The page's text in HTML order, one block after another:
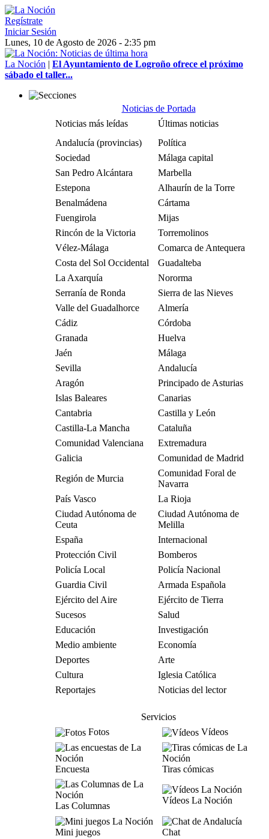
Regístrate
Iniciar Sesión
Lunes, 10 de Agosto de 2026 - 2:35 pm
La Noción | El Ayuntamiento de Logroño ofrece el próximo
sábado el taller...
Noticias de Portada
Noticias más leídas
Últimas noticias
Andalucía (provincias)
Política
Sociedad
Málaga capital
San Pedro Alcántara
Marbella
Estepona
Alhaurín de la Torre
Benalmádena
Cártama
Fuengirola
Mijas
Rincón de la Victoria
Torremolinos
Vélez-Málaga
Comarca de Antequera
Costa del Sol Occidental
Guadalteba
La Axarquía
Nororma
Serranía de Ronda
Sierra de las Nieves
Valle del Guadalhorce
Almería
Cádiz
Córdoba
Granada
Huelva
Jaén
Málaga
Sevilla
Andalucía
Aragón
Principado de Asturias
Islas Baleares
Canarias
Cantabria
Castilla y León
Castilla-La Mancha
Cataluña
Comunidad Valenciana
Extremadura
Galicia
Comunidad de Madrid
Región de Murcia
Comunidad Foral de
Navarra
País Vasco
La Rioja
Ciudad Autónoma de
Ceuta
Ciudad Autónoma de
Melilla
España
Internacional
Protección Civil
Bomberos
Policía Local
Policía Nacional
Guardia Civil
Armada Española
Ejército del Aire
Ejército de Tierra
Sucesos
Salud
Educación
Investigación
Medio ambiente
Economía
Deportes
Arte
Cultura
Iglesia Católica
Reportajes
Noticias del lector
Servicios
Fotos
Vídeos
Encuesta Tiras cómicas
Las Columnas
Vídeos La Noción
Mini juegos
Chat